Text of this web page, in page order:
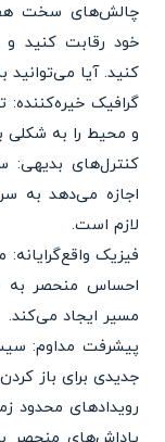
چالش‌های سخت
خود رقابت کنید و
کنید. آیا می‌توانید
گرافیک خیره‌کننده:
و محیط را به شکلی
کنترل‌های بدیهی:
اجازه می‌دهد به
لازم است.
فیزیک
احساس منحصر به
مسیر ایجاد می‌کند.
پیشرفت مداوم:
جدیدی برای باز
رویدادهای محدود